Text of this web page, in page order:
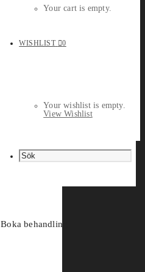
Your cart is empty.
WISHLIST 0
Your wishlist is empty.
View Wishlist
Boka behandling